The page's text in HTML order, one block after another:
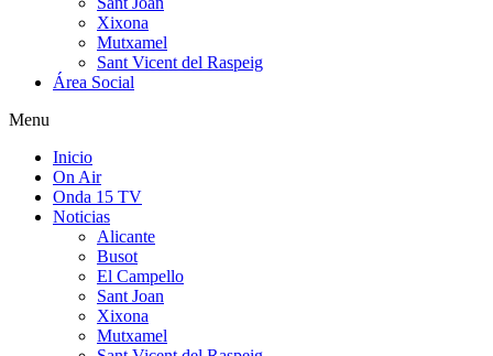
Xixona
Mutxamel
Sant Vicent del Raspeig
Área Social
Menu
Inicio
On Air
Onda 15 TV
Noticias
Alicante
Busot
El Campello
Sant Joan
Xixona
Mutxamel